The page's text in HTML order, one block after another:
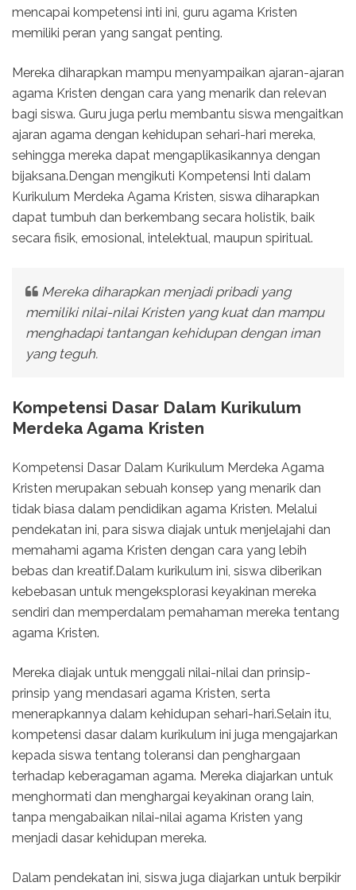
mencapai kompetensi inti ini, guru agama Kristen
memiliki peran yang sangat penting.
Mereka diharapkan mampu menyampaikan ajaran-ajaran
agama Kristen dengan cara yang menarik dan relevan
bagi siswa. Guru juga perlu membantu siswa mengaitkan
ajaran agama dengan kehidupan sehari-hari mereka,
sehingga mereka dapat mengaplikasikannya dengan
bijaksana.Dengan mengikuti Kompetensi Inti dalam
Kurikulum Merdeka Agama Kristen, siswa diharapkan
dapat tumbuh dan berkembang secara holistik, baik
secara fisik, emosional, intelektual, maupun spiritual.
Mereka diharapkan menjadi pribadi yang
memiliki nilai-nilai Kristen yang kuat dan mampu
menghadapi tantangan kehidupan dengan iman
yang teguh.
Kompetensi Dasar Dalam Kurikulum
Merdeka Agama Kristen
Kompetensi Dasar Dalam Kurikulum Merdeka Agama
Kristen merupakan sebuah konsep yang menarik dan
tidak biasa dalam pendidikan agama Kristen. Melalui
pendekatan ini, para siswa diajak untuk menjelajahi dan
memahami agama Kristen dengan cara yang lebih
bebas dan kreatif.Dalam kurikulum ini, siswa diberikan
kebebasan untuk mengeksplorasi keyakinan mereka
sendiri dan memperdalam pemahaman mereka tentang
agama Kristen.
Mereka diajak untuk menggali nilai-nilai dan prinsip-
prinsip yang mendasari agama Kristen, serta
menerapkannya dalam kehidupan sehari-hari.Selain itu,
kompetensi dasar dalam kurikulum ini juga mengajarkan
kepada siswa tentang toleransi dan penghargaan
terhadap keberagaman agama. Mereka diajarkan untuk
menghormati dan menghargai keyakinan orang lain,
tanpa mengabaikan nilai-nilai agama Kristen yang
menjadi dasar kehidupan mereka.
Dalam pendekatan ini, siswa juga diajarkan untuk berpikir